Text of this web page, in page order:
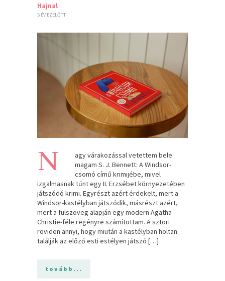
Hajnal
5 ÉV EZELŐTT
N
agy várakozással vetettem bele
magam S. J. Bennett: A Windsor-
csomó című krimijébe, mivel
izgalmasnak tűnt egy II. Erzsébet környezetében
játszódó krimi. Egyrészt azért érdekelt, mert a
Windsor-kastélyban játszódik, másrészt azért,
mert a fülszöveg alapján egy modern Agatha
Christie-féle regényre számítottam. A sztori
röviden annyi, hogy miután a kastélyban holtan
találják az előző esti estélyen játszó […]
tovább...